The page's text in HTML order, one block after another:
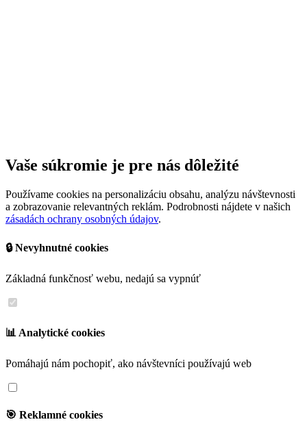
Vaše súkromie je pre nás dôležité
Používame cookies na personalizáciu obsahu, analýzu návštevnosti
a zobrazovanie relevantných reklám. Podrobnosti nájdete v našich
zásadách ochrany osobných údajov.
🔒 Nevyhnutné cookies
Základná funkčnosť webu, nedajú sa vypnúť
📊 Analytické cookies
Pomáhajú nám pochopiť, ako návštevníci používajú web
🎯 Reklamné cookies